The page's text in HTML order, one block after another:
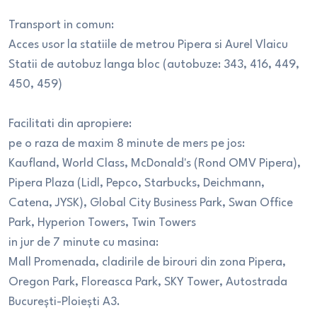
Transport in comun:
Acces usor la statiile de metrou Pipera si Aurel Vlaicu
Statii de autobuz langa bloc (autobuze: 343, 416, 449,
450, 459)
Facilitati din apropiere:
pe o raza de maxim 8 minute de mers pe jos:
Kaufland, World Class, McDonald's (Rond OMV Pipera),
Pipera Plaza (Lidl, Pepco, Starbucks, Deichmann,
Catena, JYSK), Global City Business Park, Swan Office
Park, Hyperion Towers, Twin Towers
in jur de 7 minute cu masina:
Mall Promenada, cladirile de birouri din zona Pipera,
Oregon Park, Floreasca Park, SKY Tower, Autostrada
București-Ploiești A3.